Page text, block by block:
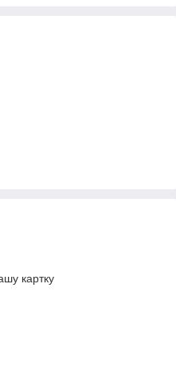
картку